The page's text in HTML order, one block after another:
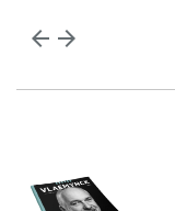
arrow_back arrow_forward